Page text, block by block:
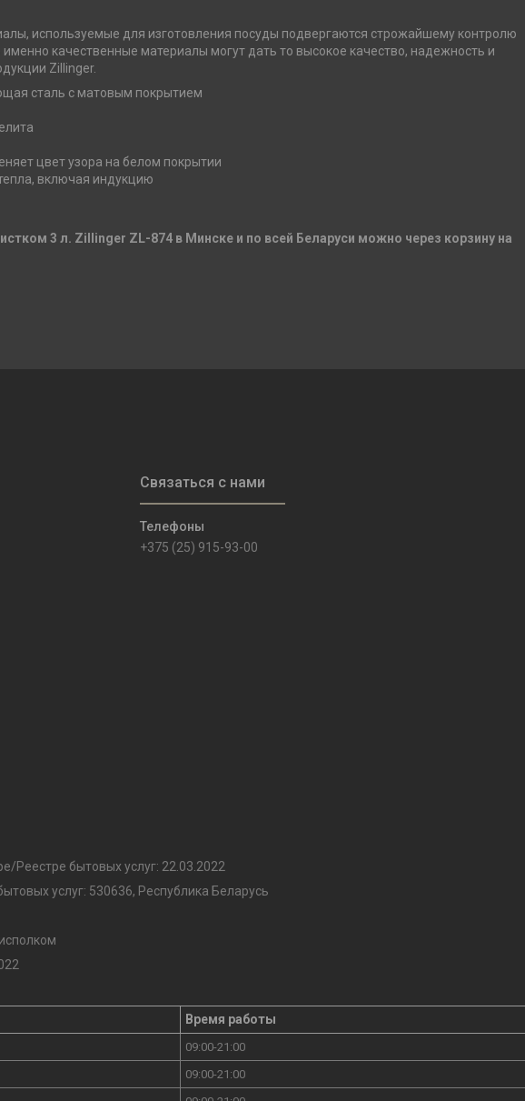
используемые для изготовления посуды подвергаются строжайшему контролю
именно качественные материалы могут дать то высокое качество, надежность и
Zillinger.
сталь с матовым покрытием
цвет узора на белом покрытии
включая индукцию
3 л. Zillinger ZL-874 в Минске и по всей Беларуси можно через корзину на
+375 (25) 915-93-00
Реестре бытовых услуг: 22.03.2022
услуг: 530636, Республика Беларусь
Время работы
09:00-21:00
09:00-21:00